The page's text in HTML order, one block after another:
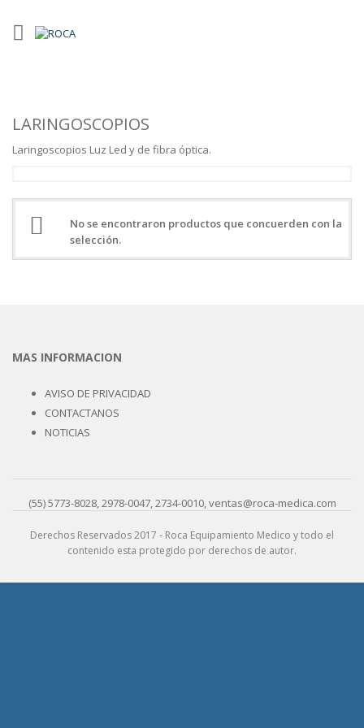
LARINGOSCOPIOS
Laringoscopios Luz Led y de fibra óptica.
No se encontraron productos que concuerden con la
selección.
MAS INFORMACION
AVISO DE PRIVACIDAD
CONTACTANOS
NOTICIAS
(55) 5773-8028, 2978-0047, 2734-0010, ventas@roca-medica.com
Derechos Reservados 2017 - Roca Equipamiento Medico y todo el
contenido esta protegido por derechos de autor.